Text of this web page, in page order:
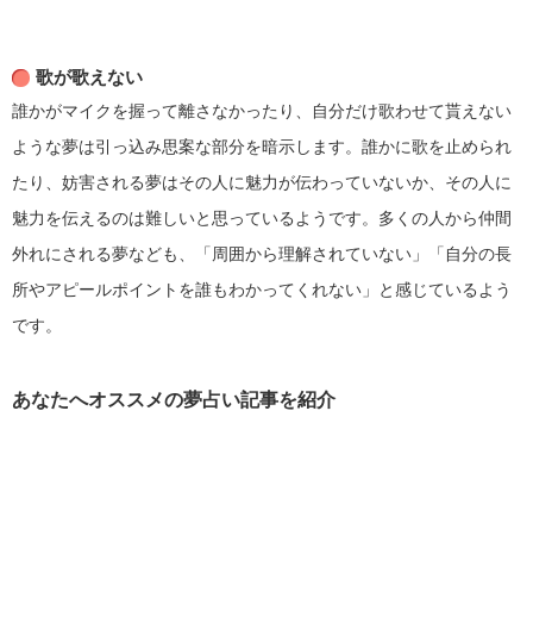
歌が歌えない
誰かがマイクを握って離さなかったり、自分だけ歌わせて貰えない
ような夢は引っ込み思案な部分を暗示します。誰かに歌を止められ
たり、妨害される夢はその人に魅力が伝わっていないか、その人に
魅力を伝えるのは難しいと思っているようです。多くの人から仲間
外れにされる夢なども、「周囲から理解されていない」「自分の長
所やアピールポイントを誰もわかってくれない」と感じているよう
です。
あなたへオススメの夢占い記事を紹介